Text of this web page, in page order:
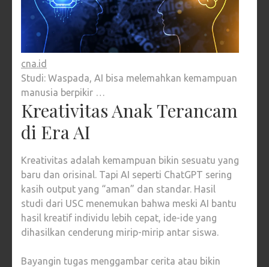
cna.id
Studi: Waspada, AI bisa melemahkan kemampuan
manusia berpikir …
Kreativitas Anak Terancam
di Era AI
Kreativitas adalah kemampuan bikin sesuatu yang
baru dan orisinal. Tapi AI seperti ChatGPT sering
kasih output yang “aman” dan standar. Hasil
studi dari USC menemukan bahwa meski AI bantu
hasil kreatif individu lebih cepat, ide-ide yang
dihasilkan cenderung mirip-mirip antar siswa.
Bayangin tugas menggambar cerita atau bikin